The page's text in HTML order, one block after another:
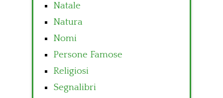
Natale
Natura
Nomi
Persone Famose
Religiosi
Segnalibri